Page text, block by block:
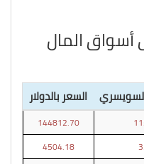
أسواق المال
السعر بالدولار
144812.70
4504.18